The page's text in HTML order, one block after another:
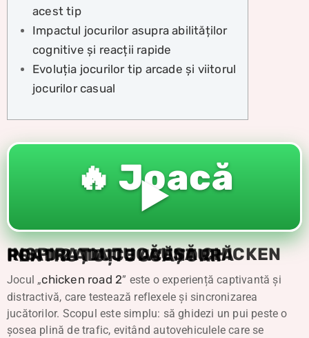
acest tip
Impactul jocurilor asupra abilităților
cognitive și reacții rapide
Evoluția jocurilor tip arcade și viitorul
jocurilor casual
🔥 Joacă
▶️
INSPIRAȚIA JUCĂUȘĂ CHICKEN ROAD 2 ADUCE AVENTURĂ PENTRU TOȚI JUCĂTORII
Jocul „chicken road 2” este o experiență captivantă și
distractivă, care testează reflexele și sincronizarea
jucătorilor. Scopul este simplu: să ghidezi un pui peste o
șosea plină de trafic, evitând autovehiculele care se